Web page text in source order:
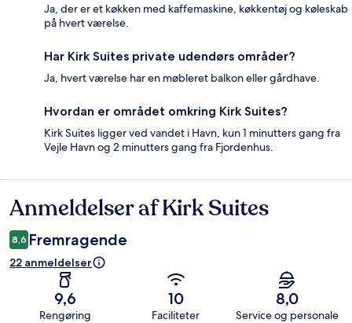
Ja, der er et køkken med kaffemaskine, køkkentøj og køleskab
på hvert værelse.
Har Kirk Suites private udendørs områder?
Ja, hvert værelse har en møbleret balkon eller gårdhave.
Hvordan er området omkring Kirk Suites?
Kirk Suites ligger ved vandet i Havn, kun 1 minutters gang fra
Vejle Havn og 2 minutters gang fra Fjordenhus.
Anmeldelser
Anmeldelser af Kirk Suites
8,6 Fremragende
22 anmeldelser
9,6
Rengøring
10
Faciliteter
8,0
Service og personale